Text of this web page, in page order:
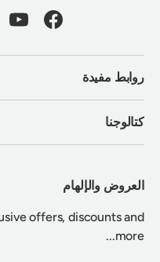
Facebook
روابط مفيدة
كتالوجنا
العروض والإلهام
offers, discounts and
more...